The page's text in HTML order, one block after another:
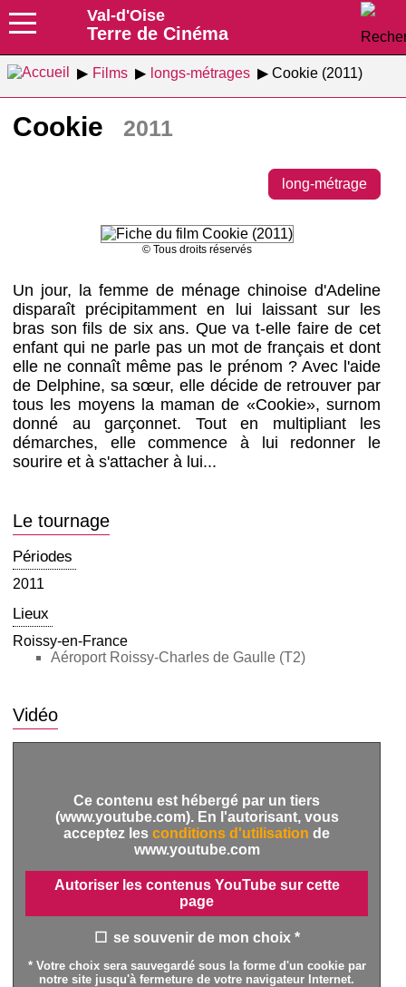
Val-d'Oise
Terre de Cinéma
Films longs-métrages Cookie (2011)
Cookie 2011
long-métrage
© Tous droits réservés
Un jour, la femme de ménage chinoise d'Adeline
disparaît précipitamment en lui laissant sur les
bras son fils de six ans. Que va t-elle faire de cet
enfant qui ne parle pas un mot de français et dont
elle ne connaît même pas le prénom ? Avec l'aide
de Delphine, sa sœur, elle décide de retrouver par
tous les moyens la maman de «Cookie», surnom
donné au garçonnet. Tout en multipliant les
démarches, elle commence à lui redonner le
sourire et à s'attacher à lui...
Le tournage
Périodes
2011
Lieux
Roissy-en-France
Aéroport Roissy-Charles de Gaulle (T2)
Vidéo
Ce contenu est hébergé par un tiers
(www.youtube.com). En l'autorisant, vous
acceptez les conditions d'utilisation de
www.youtube.com
Autoriser les contenus YouTube sur cette
page
se souvenir de mon choix *
* Votre choix sera sauvegardé sous la forme d'un cookie par
notre site jusqu'à fermeture de votre navigateur Internet.